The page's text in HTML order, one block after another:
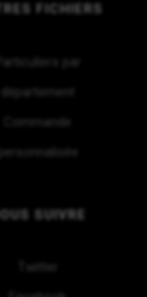
FICHIERS
Particuliers par
département
Commande
personnalisée
SUIVRE
Twitter